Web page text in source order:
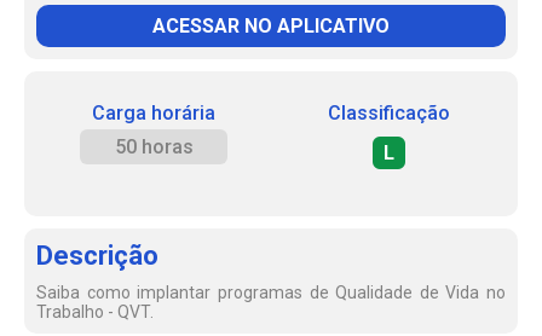
ACESSAR NO APLICATIVO
Carga horária
50 horas
Classificação
L
Descrição
Saiba como implantar programas de Qualidade de Vida no
Trabalho - QVT.